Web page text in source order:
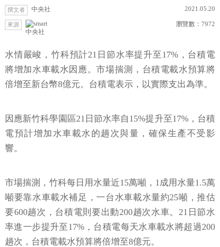
撰文者 中央社 2021.05.20
來源
中央社
瀏覽數： 7972
水情嚴峻，竹科預計21日節水率提升至17%，台積電
將增加水車載水因應。市場揣測，台積電載水預算將
倍增至新台幣8億元。台積電表示，以實際支出為準。
因應新竹科學園區21日節水率自15%提升至17%，台積
電預計增加水車載水的趟次與量，確保生產不受影
響。
市場揣測，竹科每日用水量近15萬噸，1成用水量1.5萬
噸要靠水車載水補足，一台水車載水量約25噸，推估
要600趟次，台積電則要出動200趟次水車。21日節水
率進一步提升至17%，台積電每天水車載水將超過200
趟次，台積電載水預算將倍增至8億元。